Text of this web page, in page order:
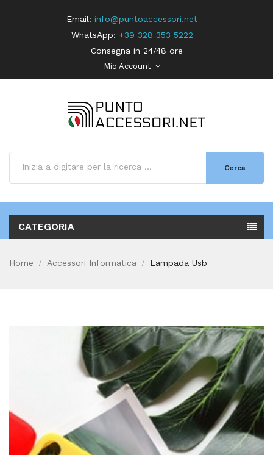
Email: info@puntoaccessori.net
WhatsApp: +39 328 353 5222
Consegna in 24/48 ore
Mio Account
Cerca
CATEGORIA
Home Accessori Informatica Lampada Usb